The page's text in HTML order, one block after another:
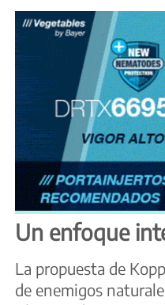
Un enfoque
La propuesta de
de enemigos